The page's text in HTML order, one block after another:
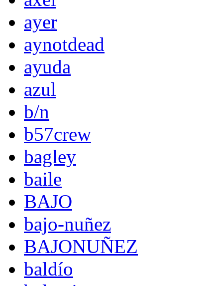
ayer
aynotdead
ayuda
azul
b/n
b57crew
bagley
baile
BAJO
bajo-nuñez
BAJONUÑEZ
baldío